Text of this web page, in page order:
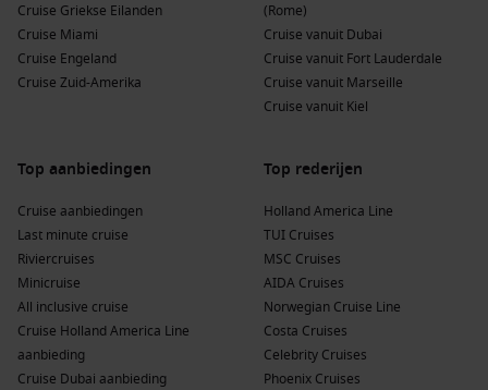
Cruise Griekse Eilanden
Cruise Miami
Cruise Engeland
Cruise Zuid-Amerika
(Rome)
Cruise vanuit Dubai
Cruise vanuit Fort Lauderdale
Cruise vanuit Marseille
Cruise vanuit Kiel
Top aanbiedingen
Cruise aanbiedingen
Last minute cruise
Riviercruises
Minicruise
All inclusive cruise
Cruise Holland America Line
aanbieding
Cruise Dubai aanbieding
Top rederijen
Holland America Line
TUI Cruises
MSC Cruises
AIDA Cruises
Norwegian Cruise Line
Costa Cruises
Celebrity Cruises
Phoenix Cruises